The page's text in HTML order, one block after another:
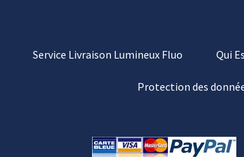
Service Livraison Lumineux Fluo Qui
Protection des